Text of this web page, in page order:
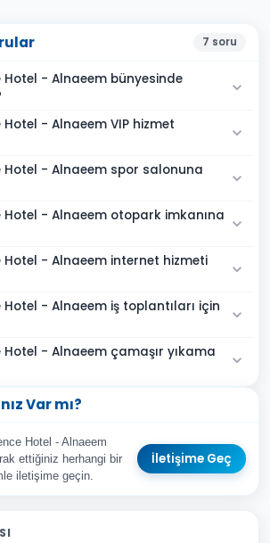
7 soru
Hotel - Alnaeem bünyesinde
Hotel - Alnaeem VIP hizmet
Hotel - Alnaeem spor salonuna
Hotel - Alnaeem otopark imkanına
Hotel - Alnaeem internet hizmeti
Hotel - Alnaeem iş toplantıları için
Hotel - Alnaeem çamaşır yıkama
Var mı?
Hotel - Alnaeem
ettiğiniz herhangi bir
iletişime geçin.
İletişime Geç